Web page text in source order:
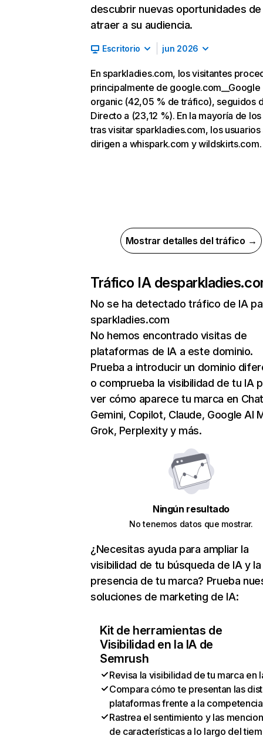
descubrir nuevas oportunidades de
atraer a su audiencia.
Escritorio jun 2026
En sparkladies.com, los visitantes
principalmente de google.com__Google
organic (42,05 % de tráfico), seguidos
Directo a (23,12 %). En la mayoría de
tras visitar sparkladies.com, los usuarios
dirigen a whispark.com y wildskirts.com.
Mostrar detalles del tráfico →
Tráfico IA de
No se ha detectado tráfico de IA
sparkladies.com
No hemos encontrado visitas de
plataformas de IA a este dominio.
Prueba a introducir un dominio
o comprueba la visibilidad de tu IA
ver cómo aparece tu marca en
Gemini, Copilot, Claude, Google AI
Grok, Perplexity y más.
Ningún resultado
No tenemos datos que mostrar.
¿Necesitas ayuda para ampliar la
visibilidad de tu búsqueda de IA y la
presencia de tu marca? Prueba
soluciones de marketing de IA:
Kit de herramientas de
Visibilidad en la IA de
Semrush
Revisa la visibilidad de tu marca en
Compara cómo te presentan las
plataformas frente a la competencia
Rastrea el sentimiento y las
de características a lo largo del